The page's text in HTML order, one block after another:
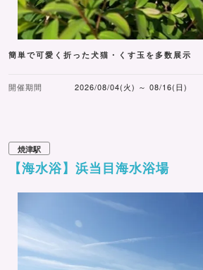
簡単で可愛く折った犬猫・くす玉を多数展示
開催期間 2026/08/04(火) ～ 08/16(日)
焼津駅
【海水浴】浜当目海水浴場